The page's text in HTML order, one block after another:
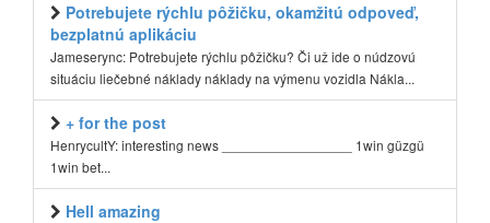
Potrebujete rýchlu pôžičku, okamžitú odpoveď,
bezplatnú aplikáciu
Jameserync: Potrebujete rýchlu pôžičku? Či už ide o núdzovú
situáciu liečebné náklady náklady na výmenu vozidla Nákla...
+ for the post
HenrycultY: interesting news _________________ 1win güzgü
1win bet...
Hell amazing